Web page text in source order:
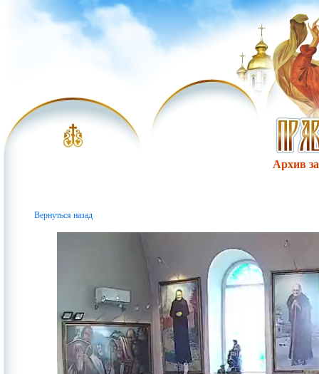
Архив
Вернуться назад